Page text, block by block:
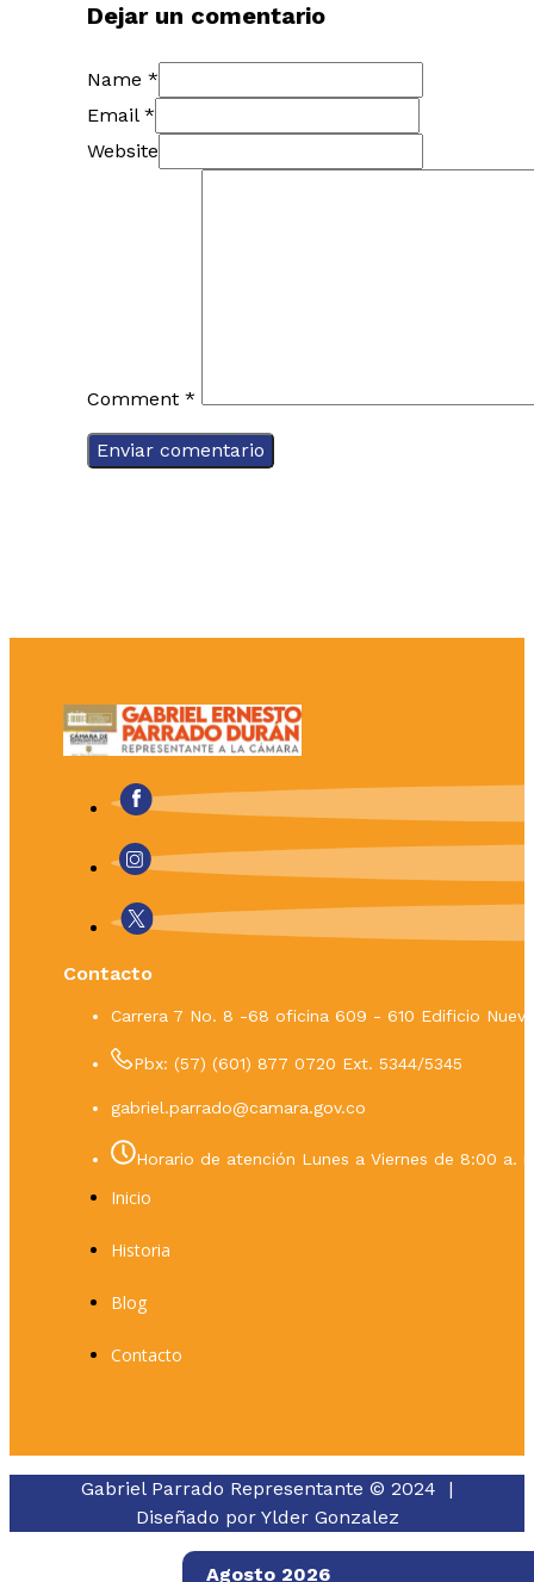
Dejar un comentario
Name *
Email *
Website
Comment *
Contacto
Carrera 7 No. 8 -68 oficina 609 - 610 Edificio
Pbx: (57) (601) 877 0720 Ext. 5344/5345
gabriel.parrado@camara.gov.co
Horario de atención Lunes a Viernes de 8:00 a.
Inicio
Historia
Blog
Contacto
Gabriel Parrado Representante © 2024 |
Diseñado por Ylder Gonzalez
Agosto 2026